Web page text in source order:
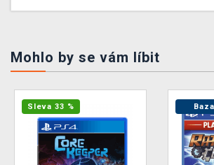
Mohlo by se vám líbit
Sleva 33 %